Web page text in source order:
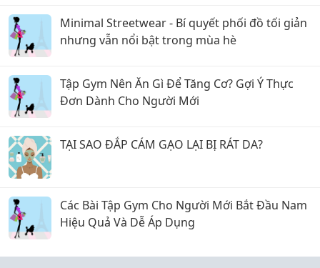
Minimal Streetwear - Bí quyết phối đồ tối giản
nhưng vẫn nổi bật trong mùa hè
Tập Gym Nên Ăn Gì Để Tăng Cơ? Gợi Ý Thực
Đơn Dành Cho Người Mới
TẠI SAO ĐẮP CÁM GẠO LẠI BỊ RÁT DA?
Các Bài Tập Gym Cho Người Mới Bắt Đầu Nam
Hiệu Quả Và Dễ Áp Dụng